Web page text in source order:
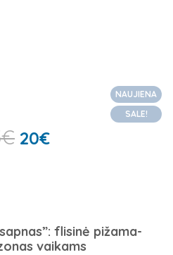
NAUJIENA
SALE!
€ 20€
flisinė pižama-
vaikams